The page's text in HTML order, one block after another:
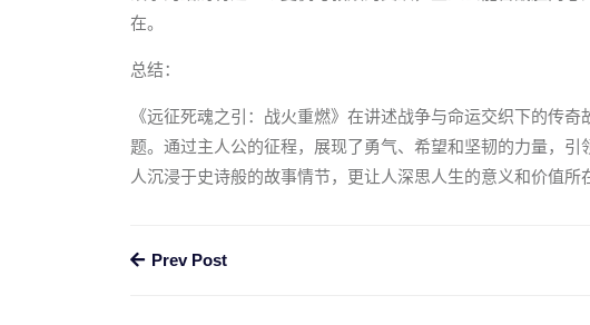
在。
总结：
《远征死魂之引：战火重燃》在讲述战争与命运交织下的传
题。通过主人公的征程，展现了勇气、希望和坚韧的力量，
人沉浸于史诗般的故事情节，更让人深思人生的意义和价值所
Prev Post